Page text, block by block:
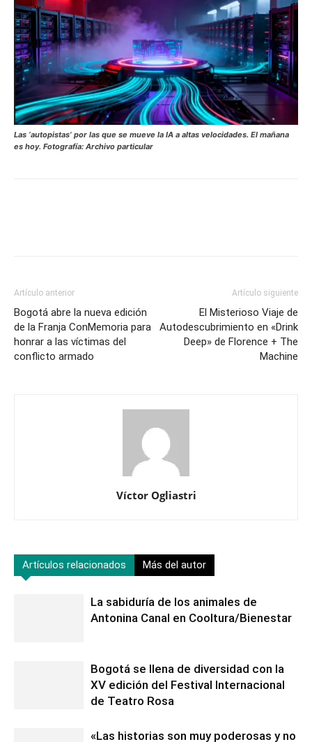
Las ‘autopistas’ por las que se mueve la IA a altas velocidades. El mañana
es hoy. Fotografía: Archivo particular
Artículo anterior
Bogotá abre la nueva edición
de la Franja ConMemoria para
honrar a las víctimas del
conflicto armado
Artículo siguiente
El Misterioso Viaje de
Autodescubrimiento en «Drink
Deep» de Florence + The
Machine
Víctor Ogliastri
Artículos relacionados Más del autor
La sabiduría de los animales de
Antonina Canal en Cooltura/Bienestar
Bogotá se llena de diversidad con la
XV edición del Festival Internacional
de Teatro Rosa
«Las historias son muy poderosas y no